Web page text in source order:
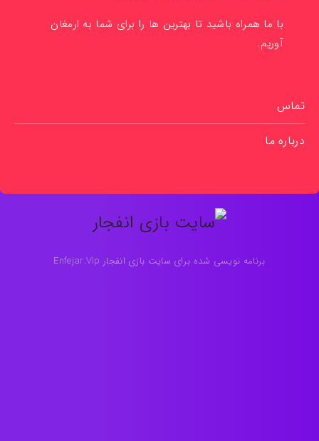
با ما همراه باشید تا بهترین ها را برای شما به ارمغان
آوریم.
تماس
درباره ما
برنامه نویسی شده برای سایت بازی انفجار Enfejar.Vip